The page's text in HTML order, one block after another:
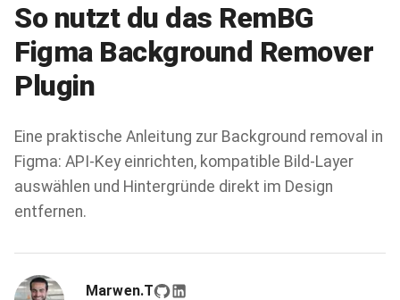
So nutzt du das RemBG
Figma Background Remover
Plugin
Eine praktische Anleitung zur Background removal in
Figma: API-Key einrichten, kompatible Bild-Layer
auswählen und Hintergründe direkt im Design
entfernen.
Marwen.T